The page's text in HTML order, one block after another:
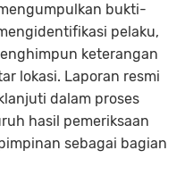
bukti-
pelaku,
keterangan
lokasi. Laporan resmi
dalam proses
hasil pemeriksaan
sebagai bagian